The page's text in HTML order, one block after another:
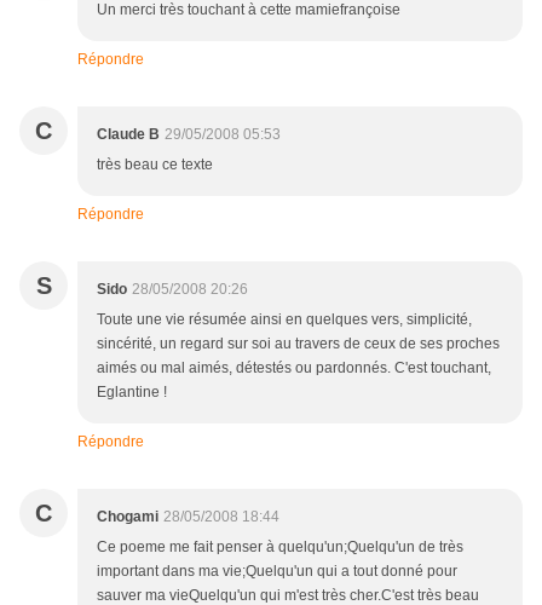
Un merci très touchant à cette mamiefrançoise
Répondre
C Claude B 29/05/2008 05:53
très beau ce texte
Répondre
S Sido 28/05/2008 20:26
Toute une vie résumée ainsi en quelques vers, simplicité,
sincérité, un regard sur soi au travers de ceux de ses proches
aimés ou mal aimés, détestés ou pardonnés. C'est touchant,
Eglantine !
Répondre
C Chogami 28/05/2008 18:44
Ce poeme me fait penser à quelqu'un;Quelqu'un de très
important dans ma vie;Quelqu'un qui a tout donné pour
sauver ma vieQuelqu'un qui m'est très cher.C'est très beau